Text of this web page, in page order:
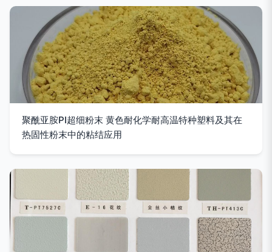
聚酰亚胺PI超细粉末 黄色耐化学耐高温特种塑料及其在
热固性粉末中的粘结应用